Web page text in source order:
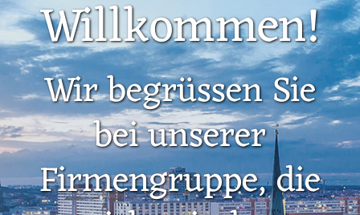
Willkommen!
Wir begrüssen Sie
bei unserer
Firmengruppe, die